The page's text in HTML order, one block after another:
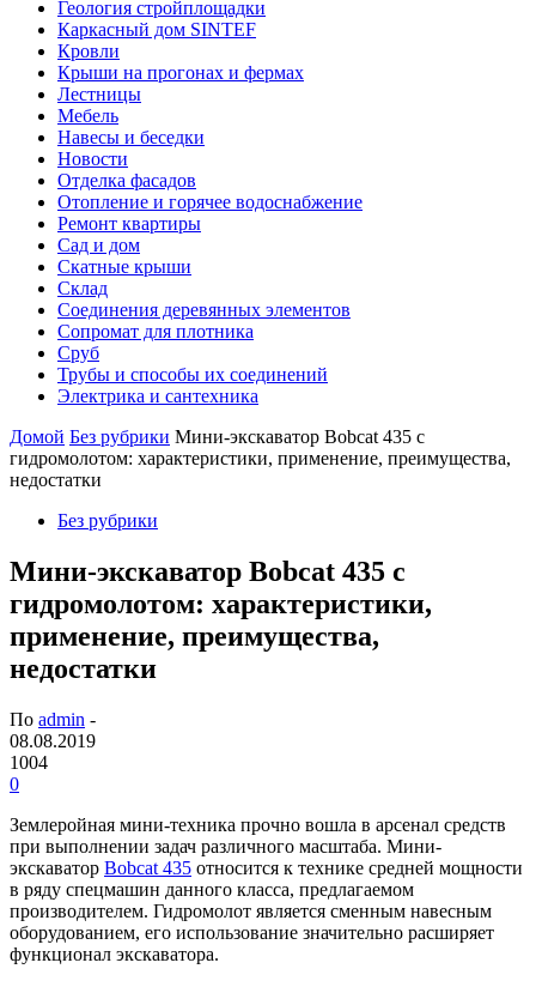
Геология стройплощадки
Каркасный дом SINTEF
Кровли
Крыши на прогонах и фермах
Лестницы
Мебель
Навесы и беседки
Новости
Отделка фасадов
Отопление и горячее водоснабжение
Ремонт квартиры
Сад и дом
Скатные крыши
Склад
Соединения деревянных элементов
Сопромат для плотника
Сруб
Трубы и способы их соединений
Электрика и сантехника
Домой Без рубрики Мини-экскаватор Bobcat 435 с
гидромолотом: характеристики, применение, преимущества,
недостатки
Без рубрики
Мини-экскаватор Bobcat 435 с
гидромолотом: характеристики,
применение, преимущества,
недостатки
По admin -
08.08.2019
1004
0
Землеройная мини-техника прочно вошла в арсенал средств
при выполнении задач различного масштаба. Мини-
экскаватор Bobcat 435 относится к технике средней мощности
в ряду спецмашин данного класса, предлагаемом
производителем. Гидромолот является сменным навесным
оборудованием, его использование значительно расширяет
функционал экскаватора.